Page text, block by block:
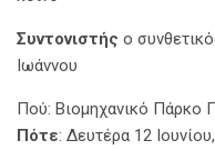
Συντονιστής ο
Ιωάννου
Πού: Βιομηχανικό Πάρκο
Πότε: Δευτέρα 12